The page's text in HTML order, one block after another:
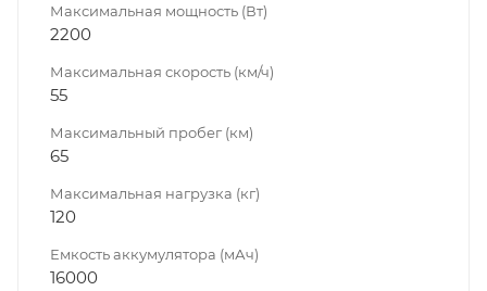
Максимальная мощность (Вт)
2200
Максимальная скорость (км/ч)
55
Максимальный пробег (км)
65
Максимальная нагрузка (кг)
120
Емкость аккумулятора (мАч)
16000